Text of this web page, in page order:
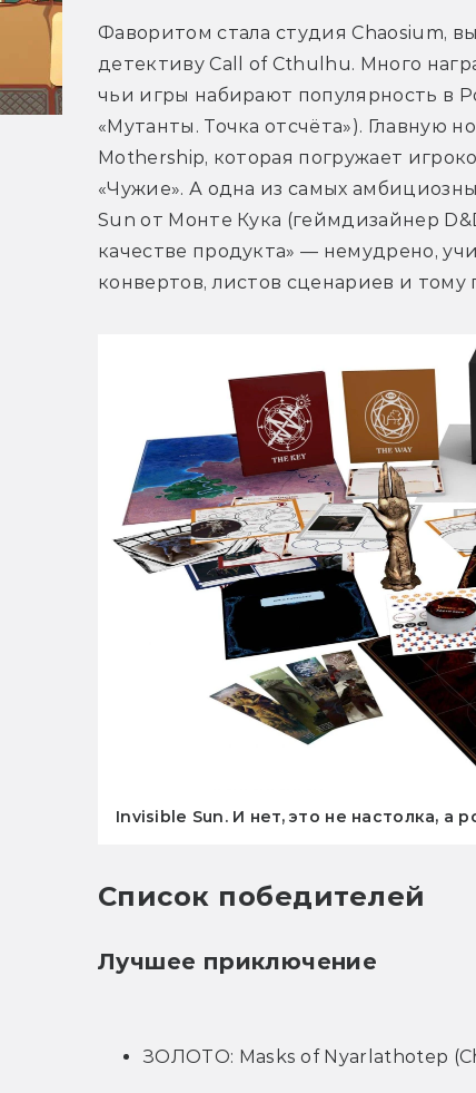
Фаворитом стала студия Chaosium,
детективу Call of Cthulhu. Много
чьи игры набирают популярность в
«Мутанты. Точка отсчёта»).
Mothership, которая погружает
«Чужие». А одна из самых
Sun от Монте Кука (геймдизайнер
качестве продукта» — немудрено,
конвертов, листов сценариев и тому
Invisible Sun. И нет, это не настолка, а
Список победителей
Лучшее приключение
ЗОЛОТО: Masks of Nyarlathotep